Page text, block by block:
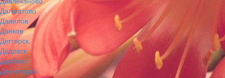
Далматово
Данилов
Данков
Дегтярск
Дедовск
Дербент
Десногорск